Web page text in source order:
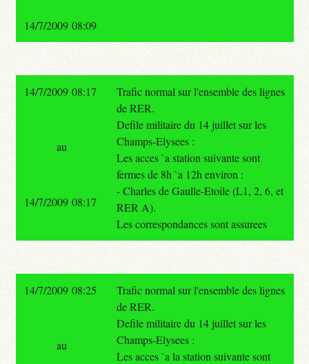
14/7/2009 08:09
14/7/2009 08:17
Trafic normal sur l'ensemble des lignes
de RER.
Defile militaire du 14 juillet sur les
Champs-Elysees :
Les acces `a station suivante sont
fermes de 8h `a 12h environ :
- Charles de Gaulle-Etoile (L1, 2, 6, et
RER A).
Les correspondances sont assurees
au
14/7/2009 08:17
14/7/2009 08:25
Trafic normal sur l'ensemble des lignes
de RER.
Defile militaire du 14 juillet sur les
Champs-Elysees :
Les acces `a la station suivante sont
au